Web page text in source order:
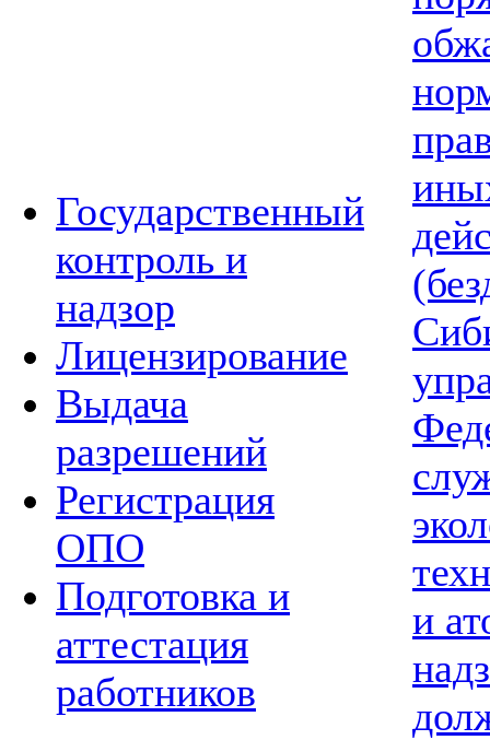
Государственный
контроль и
надзор
Лицензирование
Выдача
разрешений
Регистрация
ОПО
Подготовка и
аттестация
работников
и